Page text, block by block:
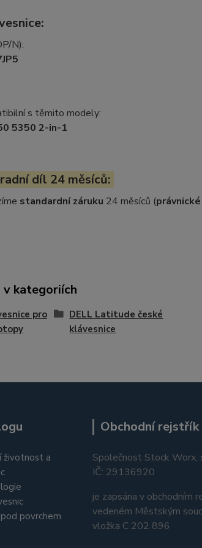
N):
s těmito modely:
5350 2-in-1
díl 24 měsíců:
standardní záruku 24 měsíců (
v kategoriích
pro
DELL Latitude české
klávesnice
životnost a
povrchem
Obchodní rejstřík
Společnost Stock Worx,
IČ: 29136920
je zapsána v obchodním
vedeném Městským
vložka C 202 896